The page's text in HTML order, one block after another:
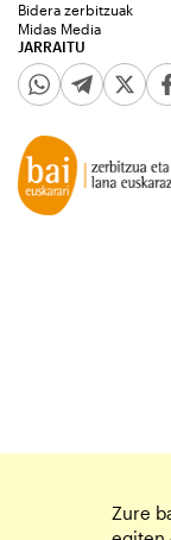
JARRAITU
Bidera zerbitzuak
Midas Media
Zure